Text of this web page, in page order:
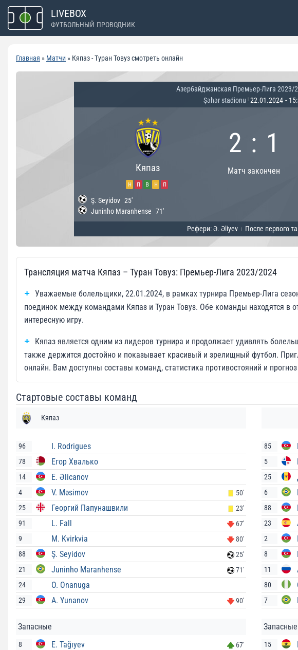
Перейти
содержимому
LIVEBOX
ФУТБОЛЬНЫЙ ПРОВОДНИК
Главная » Матчи » Кяпаз - Туран Товуз смотреть онлайн
Азербайджанская Премьер-Лига 2023/
Şəhər stadionu 22.01.2024 -
Кяпаз
н п в н п
2 : 1
Матч закончен
Ş. Seyidov 25'
Juninho Maranhense 71'
Рефери: Ə. Əliyev После первого
Трансляция матча Кяпаз – Туран Товуз: Премьер-Лига 2023/2024
Уважаемые болельщики, 22.01.2024, в рамках турнира Премьер-Лига
поединок между командами Кяпаз и Туран Товуз. Обе команды находятся в
интересную игру.
Кяпаз является одним из лидеров турнира и продолжает удивлять
также держится достойно и показывает красивый и зрелищный футбол.
онлайн. Вам доступны составы команд, статистика противостояний и
Стартовые составы команд
Кяпаз
96 I. Rodrigues
78 Егор Хвалько
14 E. Əlicanov
4 V. Məsimov
50'
25
Георгий Папунашвили
23'
91
L. Fall
67'
9
M. Kvirkvia
80'
88
Ş. Seyidov
25'
21
Juninho Maranhense
71'
24
O. Onanuga
29 A. Yunanov 90'
Запасные
8 E. Tağıyev
67'
85
5
25
6
88
23
2
8
11
80
7
Запасные
15